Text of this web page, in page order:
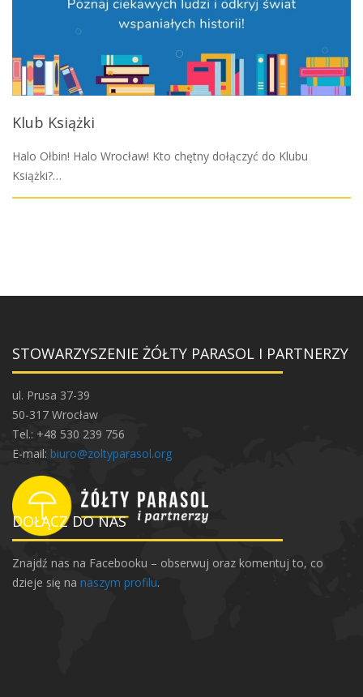
Klub Książki
Halo Ołbin! Halo Wrocław! Kto chętny dołączyć do Klubu
Książki?…
STOWARZYSZENIE ŻÓŁTY PARASOL I PARTNERZY
ul. Prusa 37-39
50-317 Wrocław
Tel.: +48 530 239 756
E-mail: biuro@zoltyparasol.org
DOŁĄCZ DO NAS
Znajdź nas na Facebooku – obserwuj oraz komentuj to, co
dzieje się na naszym profilu.